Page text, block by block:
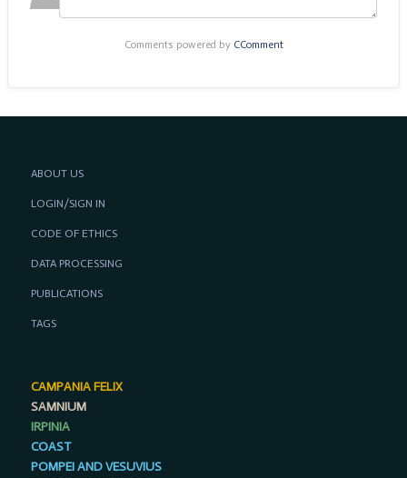
Comments powered by CComment
ABOUT US
LOGIN/SIGN IN
CODE OF ETHICS
DATA PROCESSING
PUBLICATIONS
TAGS
CAMPANIA FELIX
SAMNIUM
IRPINIA
COAST
POMPEI AND VESUVIUS